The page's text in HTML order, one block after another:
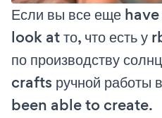
Если вы все еще
look at то, что есть у
по производству
crafts ручной работы
been able to create.